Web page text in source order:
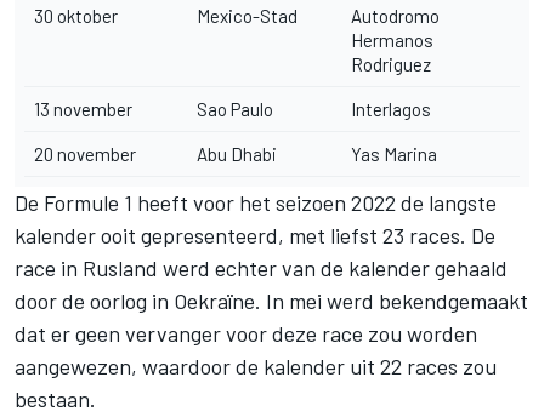
30 oktober Mexico-Stad
Autodromo
Hermanos
Rodriguez
13 november Sao Paulo Interlagos
20 november Abu Dhabi Yas Marina
De Formule 1 heeft voor het seizoen 2022 de langste
kalender ooit gepresenteerd, met liefst 23 races. De
race in Rusland werd echter van de kalender gehaald
door de oorlog in Oekraïne. In mei werd bekendgemaakt
dat ergeen vervanger voor deze race zou worden
aangewezen, waardoor de kalender uit 22 races zou
bestaan.